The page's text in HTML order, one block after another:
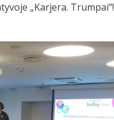
„Karjera. Trumpai“!